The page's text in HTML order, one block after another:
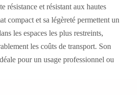
résistance et résistant aux hautes
compact et sa légèreté permettent un
les espaces les plus restreints,
les coûts de transport. Son
pour un usage professionnel ou